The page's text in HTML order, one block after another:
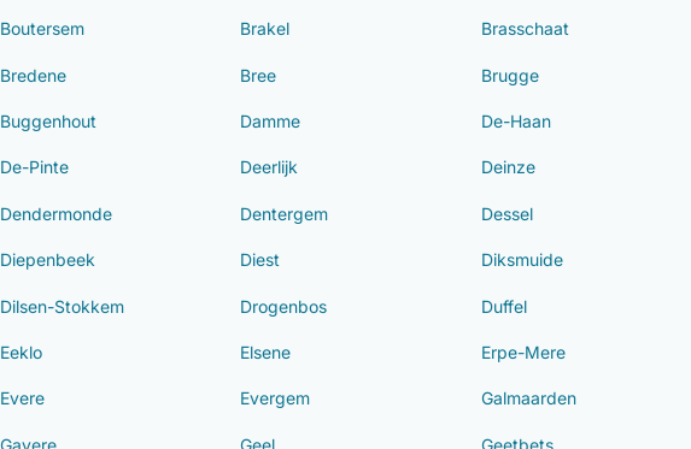
Boutersem Brakel Brasschaat
Bredene Bree Brugge
Buggenhout Damme De-Haan
De-Pinte Deerlijk Deinze
Dendermonde Dentergem Dessel
Diepenbeek Diest Diksmuide
Dilsen-Stokkem Drogenbos Duffel
Eeklo Elsene Erpe-Mere
Evere Evergem Galmaarden
Gavere Geel Geetbets